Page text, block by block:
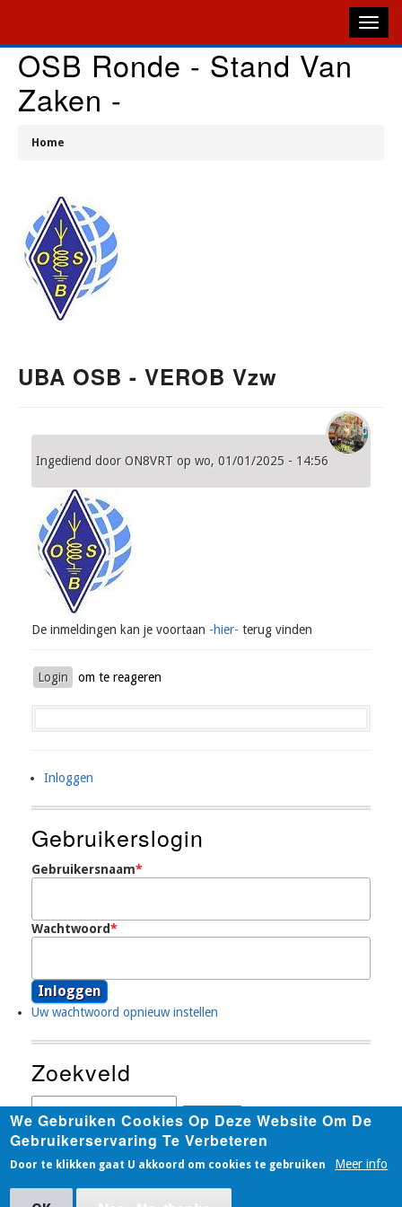
naar
de
gaan
OSB Ronde - Stand Van
Zaken -
Home
UBA OSB - VEROB Vzw
Ingediend doorON8VRT op wo, 01/01/2025 - 14:56
De inmeldingen kan je voortaan -hier- terug vinden
Login om te reageren
User
Account
Menu
Inloggen
Gebruikerslogin
Gebruikersnaam
Wachtwoord
Uw wachtwoord opnieuw instellen
Zoekveld
Zoeken
We Gebruiken Cookies Op Deze Website Om De
Gebruikerservaring Te Verbeteren
Door te klikken gaat U akkoord om cookies te gebruiken Meer info